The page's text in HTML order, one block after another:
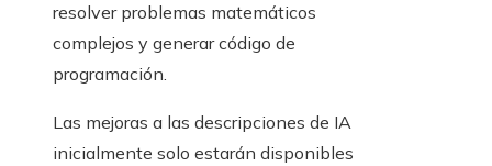
resolver problemas matemáticos
complejos y generar código de
programación.
Las mejoras a las descripciones de IA
inicialmente solo estarán disponibles